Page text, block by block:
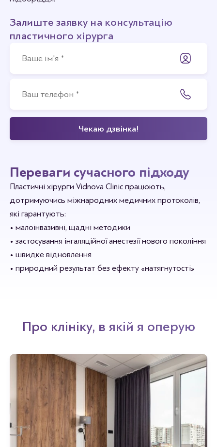
Залиште заявку на консультацію
пластичного хірурга
Переваги сучасного підходу
Пластичні хірурги Vidnova Clinic працюють,
дотримуючись міжнародних медичних протоколів,
які гарантують:
• малоінвазивні, щадні методики
• застосування інгаляційної анестезії нового покоління
• швидке відновлення
• природний результат без ефекту «натягнутості»
Про клініку, в якій я оперую